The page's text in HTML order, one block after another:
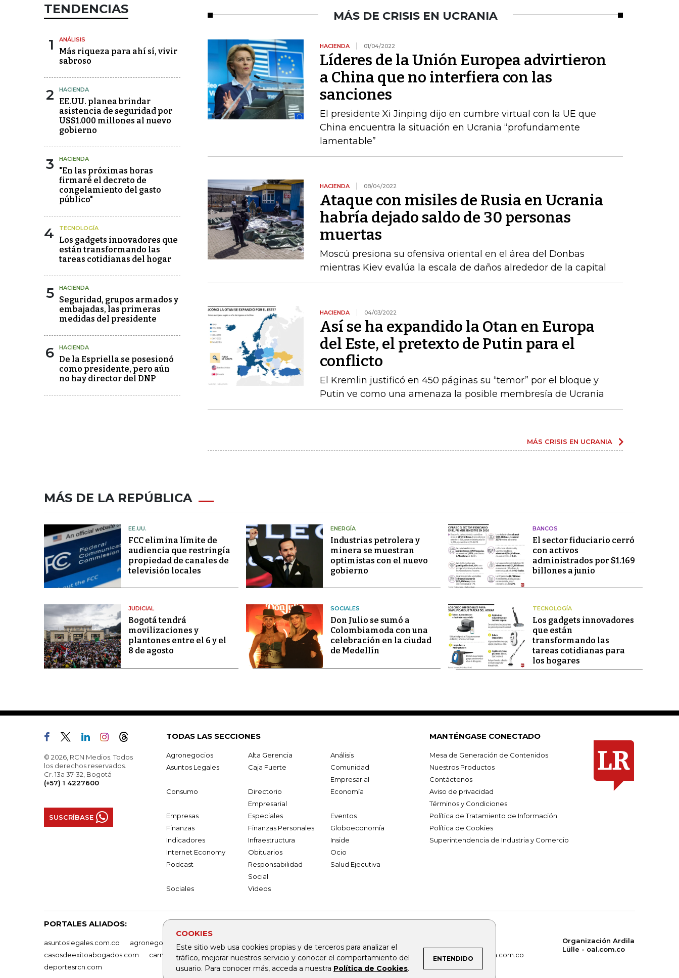
COOKIES
Este sitio web usa cookies propias y de terceros para analizar el
tráfico, mejorar nuestros servicio y conocer el comportamiento del
usuario. Para conocer más, acceda a nuestra Política de Cookies.
ENTENDIDO
TENDENCIAS
1 ANÁLISIS
Más riqueza para ahí sí, vivir
sabroso
2 HACIENDA
EE.UU. planea brindar
asistencia de seguridad por
US$1.000 millones al nuevo
gobierno
3 HACIENDA
"En las próximas horas
firmaré el decreto de
congelamiento del gasto
público"
4 TECNOLOGÍA
Los gadgets innovadores que
están transformando las
tareas cotidianas del hogar
5 HACIENDA
Seguridad, grupos armados y
embajadas, las primeras
medidas del presidente
6 HACIENDA
De la Espriella se posesionó
como presidente, pero aún
no hay director del DNP
MÁS DE CRISIS EN UCRANIA
HACIENDA 01/04/2022
Líderes de la Unión Europea advirtieron
a China que no interfiera con las
sanciones
El presidente Xi Jinping dijo en cumbre virtual con la UE que
China encuentra la situación en Ucrania “profundamente
lamentable”
HACIENDA 08/04/2022
Ataque con misiles de Rusia en Ucrania
habría dejado saldo de 30 personas
muertas
Moscú presiona su ofensiva oriental en el área del Donbas
mientras Kiev evalúa la escala de daños alrededor de la capital
HACIENDA 04/03/2022
Así se ha expandido la Otan en Europa
del Este, el pretexto de Putin para el
conflicto
El Kremlin justificó en 450 páginas su “temor” por el bloque y
Putin ve como una amenaza la posible membresía de Ucrania
MÁS CRISIS EN UCRANIA
MÁS DE LA REPÚBLICA
EE.UU.
FCC elimina límite de
audiencia que restringía
propiedad de canales de
televisión locales
ENERGÍA
Industrias petrolera y
minera se muestran
optimistas con el nuevo
gobierno
BANCOS
El sector fiduciario cerró
con activos
administrados por $1.169
billones a junio
JUDICIAL
Bogotá tendrá
movilizaciones y
plantones entre el 6 y el
8 de agosto
SOCIALES
Don Julio se sumó a
Colombiamoda con una
celebración en la ciudad
de Medellín
TECNOLOGÍA
Los gadgets innovadores
que están
transformando las
tareas cotidianas para
los hogares
© 2026, RCN Medios. Todos
los derechos reservados.
Cr. 13a 37-32, Bogotá
(+57) 1 4227600
SUSCRÍBASE
TODAS LAS SECCIONES
Agronegocios Alta Gerencia
Análisis
Asuntos Legales
Caja Fuerte
Comunidad
Empresarial
Consumo
Directorio
Empresarial
Economía
Empresas Especiales
Eventos
Finanzas
Finanzas Personales
Globoeconomía
Indicadores
Infraestructura
Inside
Internet Economy
Obituarios
Ocio
Podcast
Responsabilidad
Social
Salud Ejecutiva
Sociales Videos
MANTÉNGASE CONECTADO
Mesa de Generación de Contenidos
Nuestros Productos
Contáctenos
Aviso de privacidad
Términos y Condiciones
Política de Tratamiento de Información
Política de Cookies
Superintendencia de Industria y Comercio
PORTALES ALIADOS:
asuntoslegales.com.co agronegocios.co empresas.larepublica.co firmasdeabogados.com
bolsaencolombia.com
casosdeexitoabogados.com
carnavalindustriacultural.com canalrcn.com rcnradio.com noticiasrcn.com lafm.com.co
alerta.com.co
deportesrcn.com
Organización Ardila
Lülle - oal.com.co